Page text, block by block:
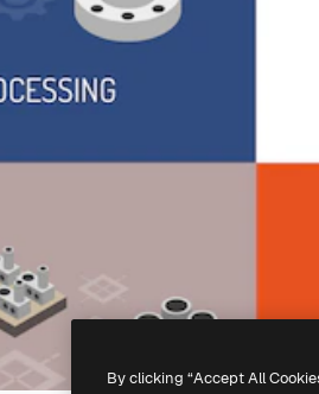
By clicking “Accept All